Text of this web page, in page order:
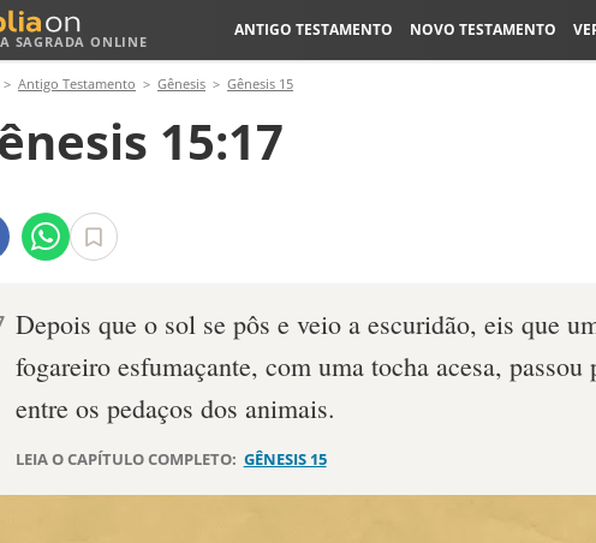
SAGRADA ONLINE
ANTIGO TESTAMENTO NOVO TESTAMENTO
Antigo Testamento Gênesis Gênesis 15
15:17
Depois que o sol se pôs e veio a escuri­dão, eis que
fogareiro esfumaçante, com uma tocha acesa, passou
entre os peda­ços dos animais.
LEIA O CAPÍTULO COMPLETO: GÊNESIS 15